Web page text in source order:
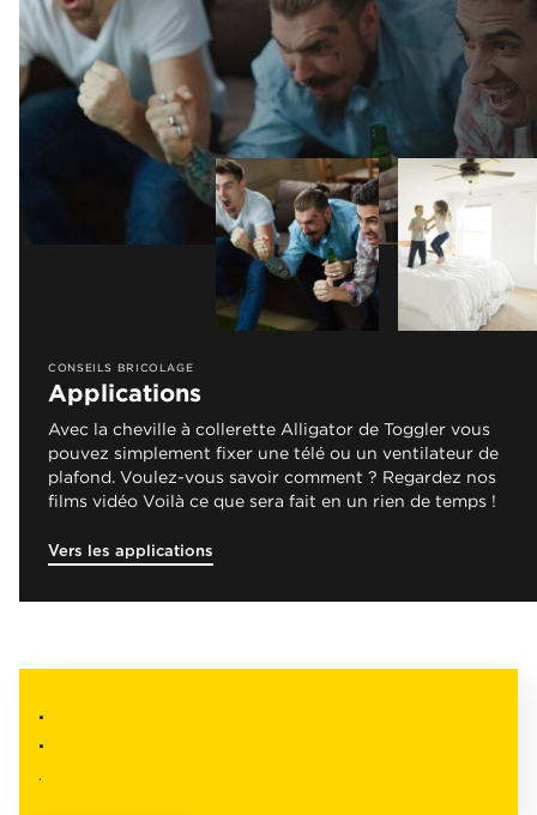
CONSEILS BRICOLAGE
Applications
Avec la cheville à collerette Alligator de Toggler vous
pouvez simplement fixer une télé ou un ventilateur de
plafond. Voulez-vous savoir comment ? Regardez nos
films vidéo Voilà ce que sera fait en un rien de temps !
Vers les applications
.
.
.